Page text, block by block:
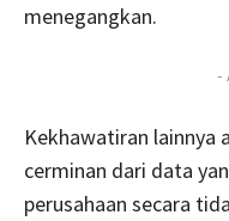
menegangkan.
-
Kekhawatiran lainnya
cerminan dari data
perusahaan secara